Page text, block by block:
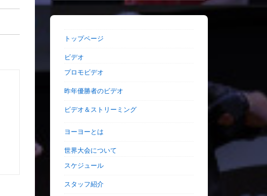
トップページ
ビデオ
プロモビデオ
昨年優勝者のビデオ
ビデオ＆ストリーミング
ヨーヨーとは
世界大会について
スケジュール
スタッフ紹介